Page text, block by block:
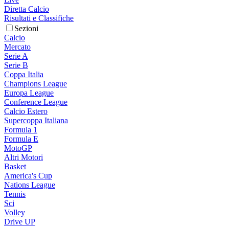
Diretta Calcio
Risultati e Classifiche
Sezioni
Calcio
Mercato
Serie A
Serie B
Coppa Italia
Champions League
Europa League
Conference League
Calcio Estero
Supercoppa Italiana
Formula 1
Formula E
MotoGP
Altri Motori
Basket
America's Cup
Nations League
Tennis
Sci
Volley
Drive UP